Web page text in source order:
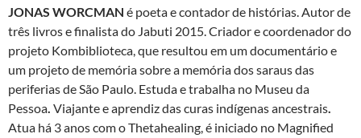
JONAS WORCMAN é poeta e contador de histórias. Autor de
três livros e finalista do Jabuti 2015. Criador e coordenador do
projeto Kombiblioteca, que resultou em um documentário e
um projeto de memória sobre a memória dos saraus das
periferias de São Paulo. Estuda e trabalha no Museu da
Pessoa. Viajante e aprendiz das curas indígenas ancestrais.
Atua há 3 anos com o Thetahealing, é iniciado no Magnified